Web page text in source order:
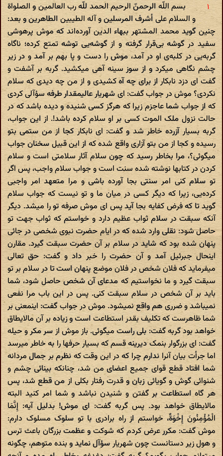
بسم اللّه الرحمنّ الرحیم الحمد للّه رب العالمین و الصلواة
و السلام على أشرف المرسلین و آله الطیبین الطاهرین و بعد:
چنین گوید محمد المشتهر ببهاء الدین آورده‌اند که موش پرهوشى
سفید در گوشه بى‌قرار گرفته و از گوشه‌یى توشه تمتع کرده؛ ناگاه
گربه‌یى در کلبه‌ى او در آمد، موش را دست و پا بهم بر آمد و در زیر
چشم نگاهى میکرد و از سوز سینه آهى میکشید. گربه بر آشفت و
گفت اى دزد نابکار از براى چه آه کشیدى و از من چه دیدى که سلام
نکردى؟ موش در جواب گفت: اى شهریار عالیمقدار طرفه سؤآلى کردى
که از جواب شما عاجزم زیرا که هرگز کسى شنیده و دیده باشد که در
حالت نزول ملک الموت کسى بر او سلام کرده باشد!. از این جواب،
گربه بسیار آزرده خاطر شد و گفت: اى نابکار کجا از من ستمى بتو
رسیده و کجا از من بتو آزارى واقع شده که‌ از این قبیل سخنان جواب
میگوئى؟، مرا بخاطر رسید که چون سلام آثار سلامتى است و سلام
کردن در کتابها نوشته شده سنت است و جواب سلام واجب، پس اگر
تو سلام کنى امر سنتى بجا آورده باشى و مرا متعهد امر واجبى
کرده‌یى، زیرا که دیگر کسى در میان ما و تو نیست که جواب سلام
گوید تا که فرض کفایه بجا آید پس اى موش صرفه تو را میشد. دیگر
آنکه سبقت در سلام ثواب عظیم دارد و خواستم که ثواب جهت تو
حاصل شود: نقلى وارد شده که در ایام حضرت نبوى شخصى در جائى
پنهان شده بود که شاید در سلام بر آن حضرت سبقت گیرد. مقارن
اینحال جبرئیل آمد و آن حضرت را خبر داد و گفت: حق تعالى
میفرماید که فلان شخص در فلان موضع پنهان است تا در سلام بر تو
سبقت گیرد و ما نخواستیم که مدعاى آن شخص حاصل شود، شما
باید بر آن شخص در سلام سبقت کنى. پس در این باب مرا نفعى
نمیباشد و ضررى هم واقع نمیشود. موش در جواب گفت: اینمعنى بر
شما ظاهرست که تکلیف بقدر استطاعت است و زیاده بر آن مالایطاق
خواهد بود گربه گفت: بلى راست میگوئى. باز موش از سر مکر و حیله
گفت: اى بزرگوار بنمک دیرینه قسم که بسیار حرفها را به خاطر میرسد
اما جرأت‌ بیان آنرا ندارم چرا که در این وقت که نظرم بر جمال مردانه
شما افتاد قطع قواى جمیع اعضاى من شد، چنانکه بینائى چشم و
شنوائى گوش و گویائى زبان و قدرت رفتار بکلى از من قطع شد، پس
هر گاه استطاعت بر گفتن و شنیدن نباشد و شما امر کنید البته
مالایطاق خواهد بود. پس گربه گفت: اى موش! بدلیل آیه: إِنَّمَا
الْمُؤْمِنُونَ إِخْوَةٌ، خواستم از راه برادرى با تو سلوک مسلوک دارم:
موش گفت: مکرر عرض کردم که شوکت و عظمت بزرگان باعث ترس
و هول زیر دستانست چون شهریار سؤآل نماید و بنده متوهم، چگونه